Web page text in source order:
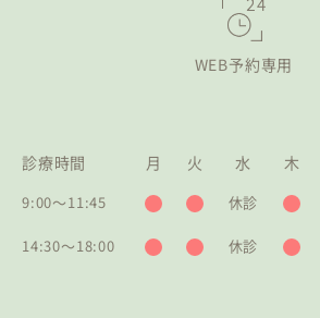
WEB予約専用
診療時間 月 火 水 木
9:00〜11:45 休診
14:30〜18:00 休診